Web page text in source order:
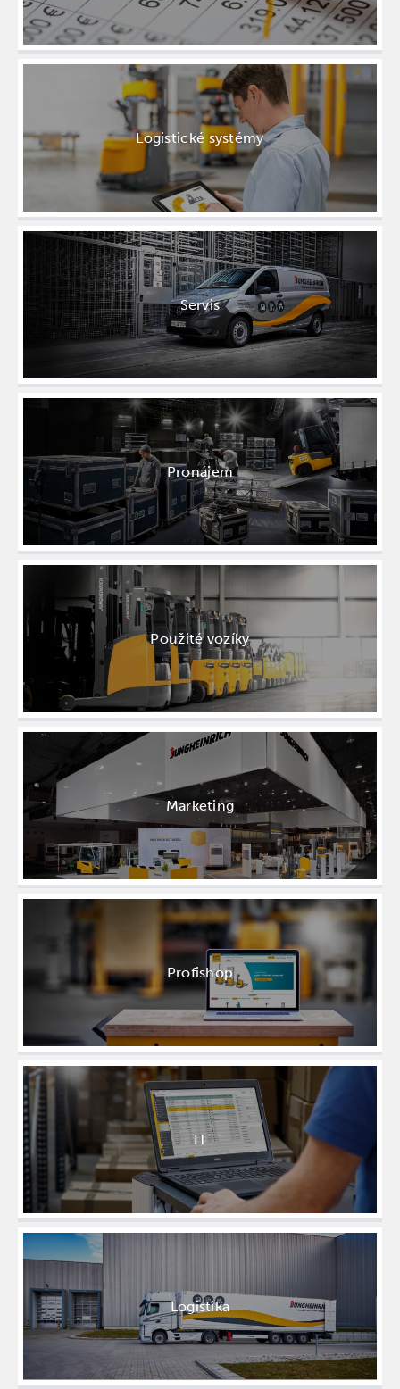
Logistické systémy
Servis
Pronájem
Použité vozíky
Marketing
Profishop
IT
Logistika